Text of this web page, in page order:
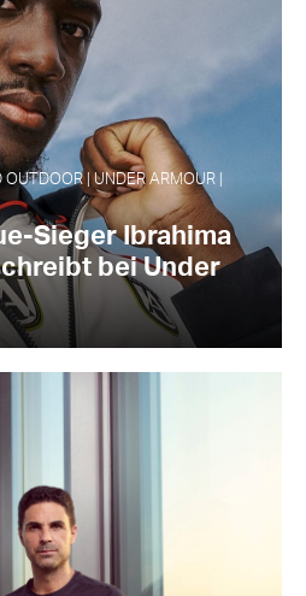
| UNDER ARMOUR |
Sieger Ibrahima
bei Under